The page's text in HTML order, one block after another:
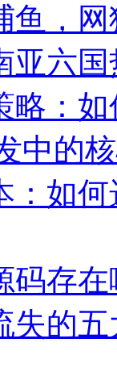
鱼，
亚六
略：
中的
：如
码存
失的